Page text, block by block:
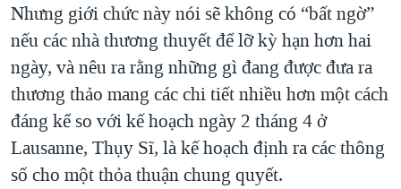
Nhưng giới chức này nói sẽ không có “bất ngờ”
nếu các nhà thương thuyết để lỡ kỳ hạn hơn hai
ngày, và nêu ra rằng những gì đang được đưa ra
thương thảo mang các chi tiết nhiều hơn một cách
đáng kể so với kế hoạch ngày 2 tháng 4 ở
Lausanne, Thụy Sĩ, là kế hoạch định ra các thông
số cho một thỏa thuận chung quyết.